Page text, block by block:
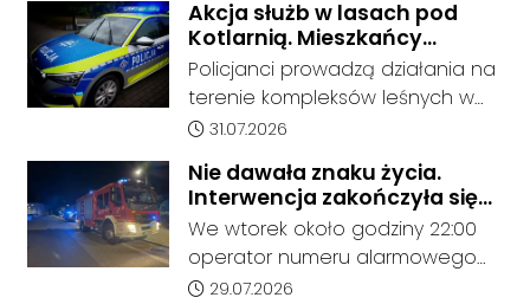
oferując bezpośrednie
połączenie z Kędzierzyna-Koźla
do Beskidów. Jak informuje
przewoźnik, połączenie cieszy się
dużym zainteresowaniem
pasażerów.
Akcja służb w lasach pod
Kotlarnią. Mieszkańcy
proszeni o ostrożność
Policjanci prowadzą działania na
terenie kompleksów leśnych w
rejonie gminy Bierawa. Jak udało
poszukują mężczyzny, który może
posiadać niebezpieczne
narzędzie, nieoficjalnie broń i
stanowić zagrożenie dla osób
postronnych.
Data dodania artykułu:
31.07.2026
Nie dawała znaku życia.
Interwencja zakończyła się
tragicznym odkryciem
We wtorek około godziny 22:00
operator numeru alarmowego
odebrał zgłoszenie od
Data dodania artykułu:
29.07.2026